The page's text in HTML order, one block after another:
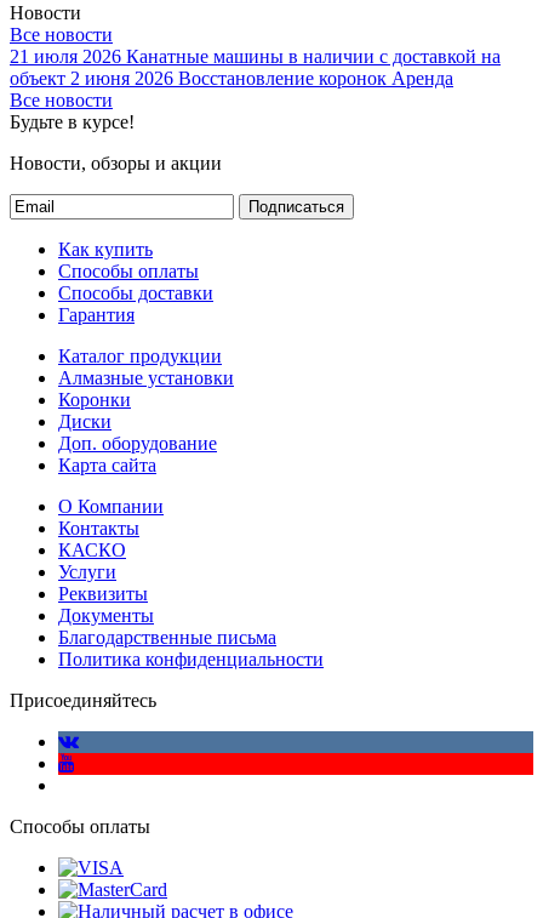
Новости
Все новости
21 июля 2026 Канатные машины в наличии с доставкой на
объект 2 июня 2026 Восстановление коронок Аренда
Все новости
Будьте в курсе!
Новости, обзоры и акции
Подписаться
Как купить
Способы оплаты
Способы доставки
Гарантия
Каталог продукции
Алмазные установки
Коронки
Диски
Доп. оборудование
Карта сайта
О Компании
Контакты
КАСКО
Услуги
Реквизиты
Документы
Благодарственные письма
Политика конфиденциальности
Присоединяйтесь
Способы оплаты